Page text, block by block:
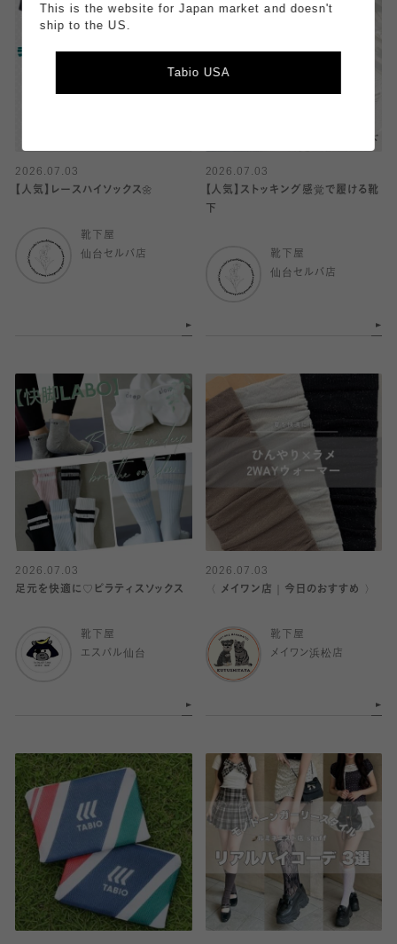
2026.07.03
【人気】レースハイソックス🌼
靴下屋
仙台セルバ店
2026.07.03
【人気】ストッキング感覚で履ける靴
下
靴下屋
仙台セルバ店
2026.07.03
足元を快適に♡ピラティスソックス
靴下屋
エスパル仙台
2026.07.03
〈 メイワン店｜今日のおすすめ 〉
靴下屋
メイワン浜松店
This is the website for Japan market and doesn't
ship to the US.
Tabio USA